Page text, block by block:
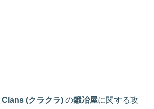
(クラクラ) の鍛冶屋に関する攻